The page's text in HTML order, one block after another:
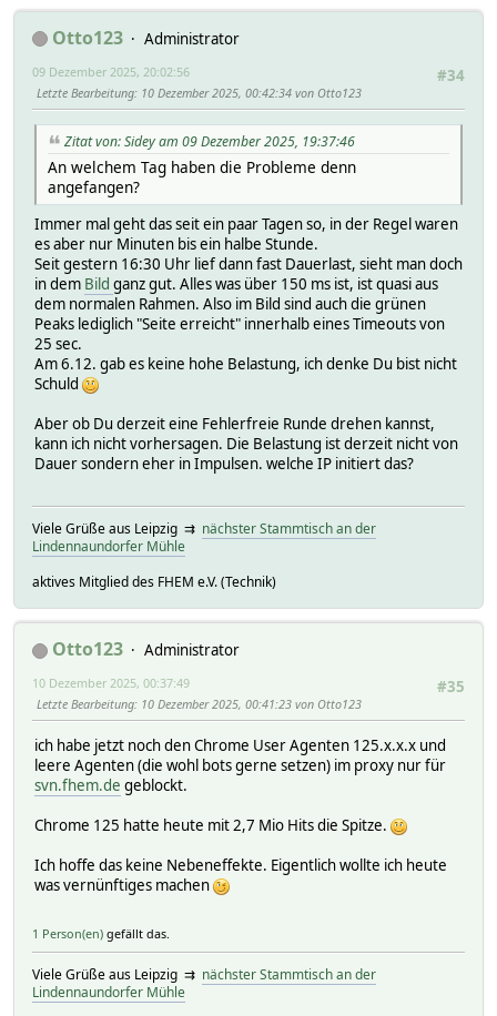
Otto123
Administrator
#34
09 Dezember 2025, 20:02:56
Letzte Bearbeitung: 10 Dezember 2025, 00:42:34 von Otto123
Zitat von: Sidey am 09 Dezember 2025, 19:37:46
An welchem Tag haben die Probleme denn
angefangen?
Immer mal geht das seit ein paar Tagen so, in der Regel waren
es aber nur Minuten bis ein halbe Stunde.
Seit gestern 16:30 Uhr lief dann fast Dauerlast, sieht man doch
in dem Bild ganz gut. Alles was über 150 ms ist, ist quasi aus
dem normalen Rahmen. Also im Bild sind auch die grünen
Peaks lediglich "Seite erreicht" innerhalb eines Timeouts von
25 sec.
Am 6.12. gab es keine hohe Belastung, ich denke Du bist nicht
Schuld
Aber ob Du derzeit eine Fehlerfreie Runde drehen kannst,
kann ich nicht vorhersagen. Die Belastung ist derzeit nicht von
Dauer sondern eher in Impulsen. welche IP initiert das?
Viele Grüße aus Leipzig ⇉ nächster Stammtisch an der
Lindennaundorfer Mühle
aktives Mitglied des FHEM e.V. (Technik)
Otto123
Administrator
#35
10 Dezember 2025, 00:37:49
Letzte Bearbeitung: 10 Dezember 2025, 00:41:23 von Otto123
ich habe jetzt noch den Chrome User Agenten 125.x.x.x und
leere Agenten (die wohl bots gerne setzen) im proxy nur für
svn.fhem.de geblockt.
Chrome 125 hatte heute mit 2,7 Mio Hits die Spitze.
Ich hoffe das keine Nebeneffekte. Eigentlich wollte ich heute
was vernünftiges machen
1 Person(en) gefällt das.
Viele Grüße aus Leipzig ⇉ nächster Stammtisch an der
Lindennaundorfer Mühle